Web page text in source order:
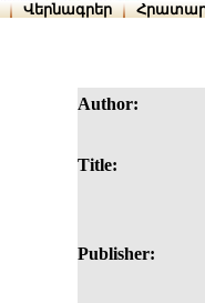
Վերնագրեր
Author:
Title:
Publisher: